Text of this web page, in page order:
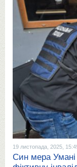
19 листопада, 2025,
Син мера